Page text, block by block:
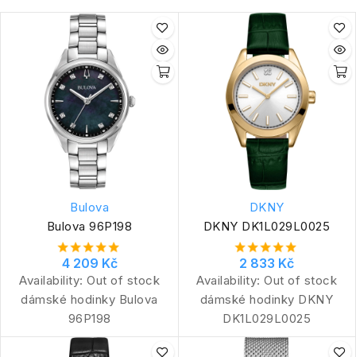
Bulova
Bulova 96P198
4 209 Kč
Availability: Out of stock
dámské hodinky Bulova
96P198
DKNY
DKNY DK1L029L0025
2 833 Kč
Availability: Out of stock
dámské hodinky DKNY
DK1L029L0025